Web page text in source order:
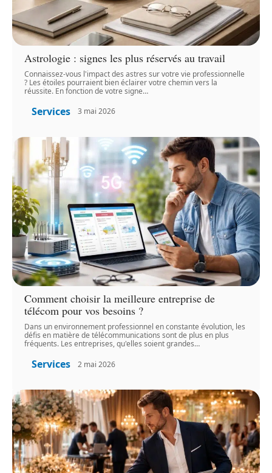
Astrologie : signes les plus réservés au travail
Connaissez-vous l'impact des astres sur votre vie professionnelle
? Les étoiles pourraient bien éclairer votre chemin vers la
réussite. En fonction de votre signe…
Services 3 mai 2026
Comment choisir la meilleure entreprise de
télécom pour vos besoins ?
Dans un environnement professionnel en constante évolution, les
défis en matière de télécommunications sont de plus en plus
fréquents. Les entreprises, qu'elles soient grandes…
Services 2 mai 2026